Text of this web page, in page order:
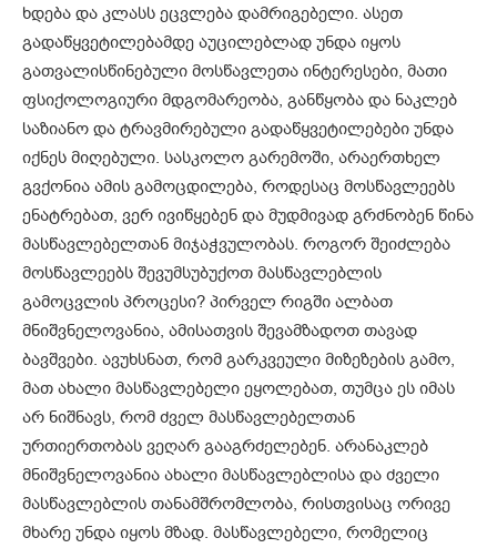
ხდება და კლასს ეცვლება დამრიგებელი. ასეთ
გადაწყვეტილებამდე აუცილებლად უნდა იყოს
გათვალისწინებული მოსწავლეთა ინტერესები, მათი
ფსიქოლოგიური მდგომარეობა, განწყობა და ნაკლებ
საზიანო და ტრავმირებული გადაწყვეტილებები უნდა
იქნეს მიღებული. სასკოლო გარემოში, არაერთხელ
გვქონია ამის გამოცდილება, როდესაც მოსწავლეებს
ენატრებათ, ვერ ივიწყებენ და მუდმივად გრძნობენ წინა
მასწავლებელთან მიჯაჭვულობას. როგორ შეიძლება
მოსწავლეებს შევუმსუბუქოთ მასწავლებლის
გამოცვლის პროცესი? პირველ რიგში ალბათ
მნიშვნელოვანია, ამისათვის შევამზადოთ თავად
ბავშვები. ავუხსნათ, რომ გარკვეული მიზეზების გამო,
მათ ახალი მასწავლებელი ეყოლებათ, თუმცა ეს იმას
არ ნიშნავს, რომ ძველ მასწავლებელთან
ურთიერთობას ვეღარ გააგრძელებენ. არანაკლებ
მნიშვნელოვანია ახალი მასწავლებლისა და ძველი
მასწავლებლის თანამშრომლობა, რისთვისაც ორივე
მხარე უნდა იყოს მზად. მასწავლებელი, რომელიც